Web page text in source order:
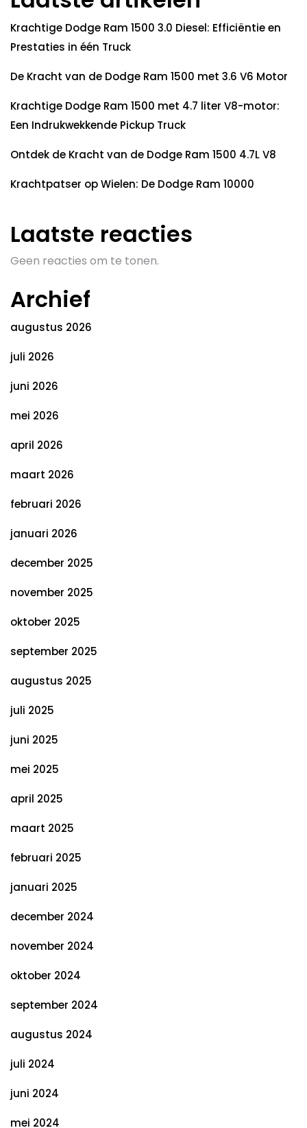
Krachtige Dodge Ram 1500 3.0 Diesel: Efficiëntie en
Prestaties in één Truck
De Kracht van de Dodge Ram 1500 met 3.6 V6 Motor
Krachtige Dodge Ram 1500 met 4.7 liter V8-motor:
Een Indrukwekkende Pickup Truck
Ontdek de Kracht van de Dodge Ram 1500 4.7L V8
Krachtpatser op Wielen: De Dodge Ram 10000
Laatste reacties
Geen reacties om te tonen.
Archief
augustus 2026
juli 2026
juni 2026
mei 2026
april 2026
maart 2026
februari 2026
januari 2026
december 2025
november 2025
oktober 2025
september 2025
augustus 2025
juli 2025
juni 2025
mei 2025
april 2025
maart 2025
februari 2025
januari 2025
december 2024
november 2024
oktober 2024
september 2024
augustus 2024
juli 2024
juni 2024
mei 2024